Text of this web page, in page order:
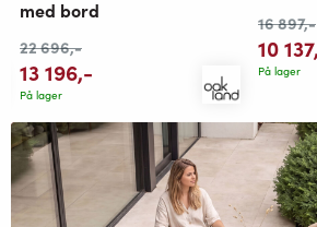
med bord
22 696,-
13 196,-
På lager
16 897,-
10 137
På lager